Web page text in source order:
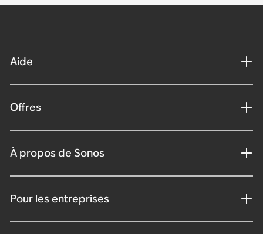
Aide
Offres
À propos de Sonos
Pour les entreprises